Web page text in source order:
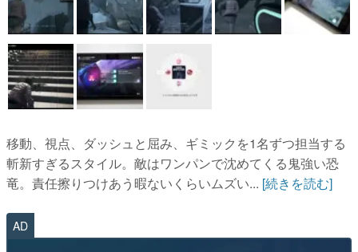
移動、視点、ダッシュと屈み、ギミックを1名ずつ担当する
斬新すぎるスタイル。敵はワンパンで沈めてくる鬼強い恐
竜。責任擦りつけあう暇ないくらいムズい... [続きを読む]
AD